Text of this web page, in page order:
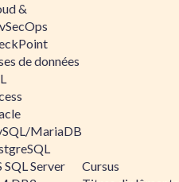
&
de données
MariaDB
SQL Server
Cursus